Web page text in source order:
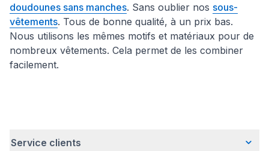
doudounes sans manches. Sans oublier nos sous-
vêtements. Tous de bonne qualité, à un prix bas.
Nous utilisons les mêmes motifs et matériaux pour de
nombreux vêtements. Cela permet de les combiner
facilement.
Service clients